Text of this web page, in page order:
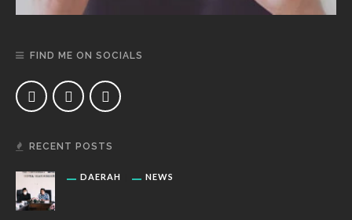
FIND ME ON SOCIALS
RECENT POSTS
DAERAH NEWS